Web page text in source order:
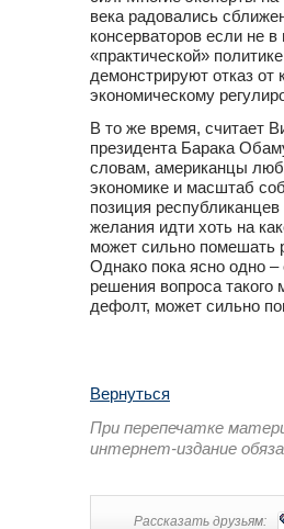
века радовались
консерваторов если не
«практической»
демонстрируют отказ от
экономическому
В то же время, считает
президента Барака
словам, американцы
экономике и масштаб
позиция
желания идти хоть на
может сильно помешать
Однако пока ясно одно
решения вопроса такого
дефолт, может сильно
Вернуться
При перепечатке
интернет-издание
Рассказать друзьям: